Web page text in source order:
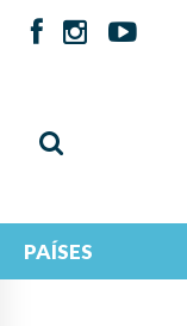
PAÍSES